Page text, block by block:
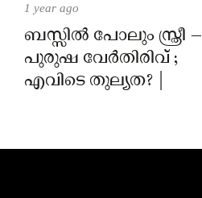
1 year ago
ബസ്സിൽ പോലും സ്ത്രീ –
പുരുഷ വേർതിരിവ് ;
എവിടെ തുല്യത? |